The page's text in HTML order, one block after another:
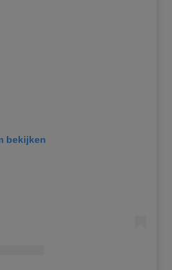
bekijken